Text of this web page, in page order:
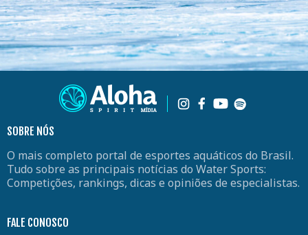
SOBRE NÓS
O mais completo portal de esportes aquáticos do Brasil.
Tudo sobre as principais notícias do Water Sports:
Competições, rankings, dicas e opiniões de especialistas.
FALE CONOSCO